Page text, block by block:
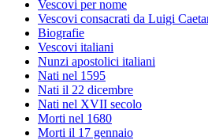
Vescovi per nome
Vescovi consacrati da Luigi
Biografie
Vescovi italiani
Nunzi apostolici italiani
Nati nel 1595
Nati il 22 dicembre
Nati nel XVII secolo
Morti nel 1680
Morti il 17 gennaio